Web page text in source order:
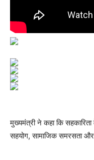
मुख्यमंत्री ने कहा कि
सहयोग, सामाजिक समरसता